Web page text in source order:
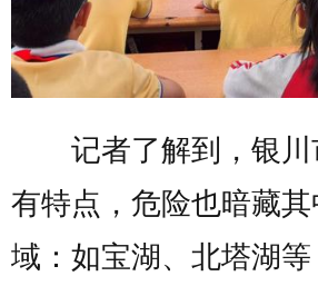
记者了解到，银川
有特点，危险也暗藏
域：如宝湖、北塔湖